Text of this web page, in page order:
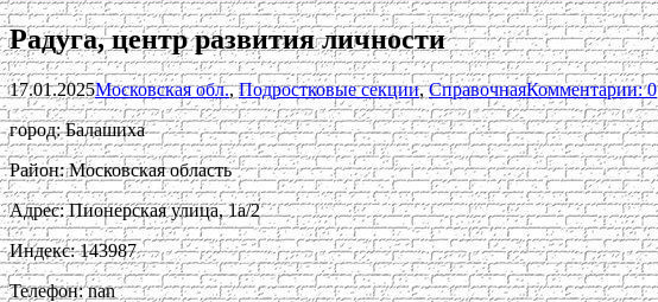
Радуга, центр развития личности
17.01.2025Московская обл.,Подростковые секции,СправочнаяКомментарии: 0
город: Балашиха
Район: Московская область
Адрес: Пионерская улица, 1а/2
Индекс: 143987
Телефон: nan